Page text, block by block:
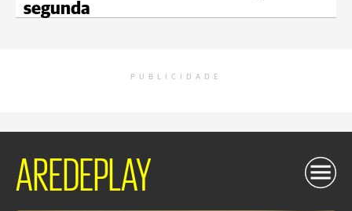
segunda
PUBLICIDADE
AREDEPLAY